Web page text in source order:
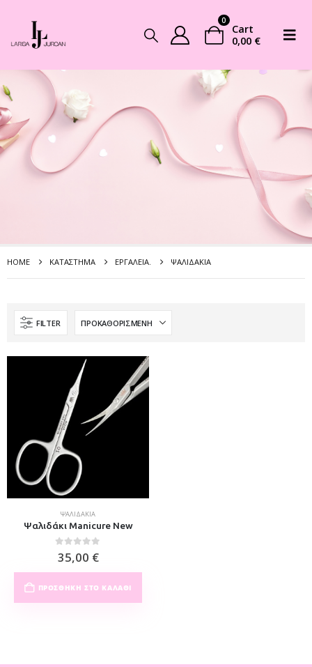
0
Cart
0,00 €
HOME ΚΑΤΆΣΤΗΜΑ EΡΓΑΛΕΊΑ. ΨΑΛΙΔΆΚΙΑ
FILTER
ΨΑΛΙΔΆΚΙΑ
Ψαλιδάκι Manicure New
0out of 5
35,00 €
ΠΡΟΣΘΉΚΗ ΣΤΟ ΚΑΛΆΘΙ